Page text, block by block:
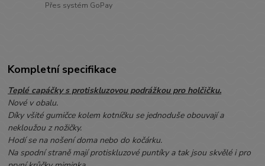
Přes systém GoPay
Kompletní specifikace
Teplé capáčky s protiskluzovou podrážkou pro holčičku.
Nové v obalu.
Díky všité gumičce kolem kotníčku se jednoduše obouvají a
nekloužou z nožičky.
Hodí se na nošení doma nebo do kočárku.
Na spodní straně mají protiskluzové puntíky a tak jsou skvělé i pro